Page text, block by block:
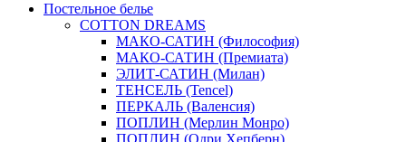
Постельное белье
COTTON DREAMS
МАКО-САТИН (Философия)
МАКО-САТИН (Премиата)
ЭЛИТ-САТИН (Милан)
ТЕНСЕЛЬ (Tencel)
ПЕРКАЛЬ (Валенсия)
ПОПЛИН (Мерлин Монро)
ПОПЛИН (Одри Хепберн)